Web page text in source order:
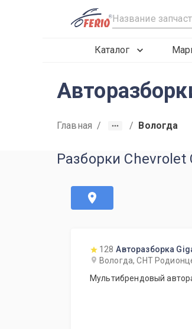
R
Каталог
Главная / / Вологда
Разборки Chevrolet
128 Авторазборка
Вологда, СНТ
Мультибрендовый